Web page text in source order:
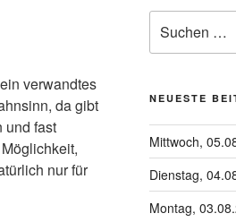
verwandtes
da gibt
und fast
nur für
nach:
NEUESTE
Mittwoch,
Dienstag,
Montag,